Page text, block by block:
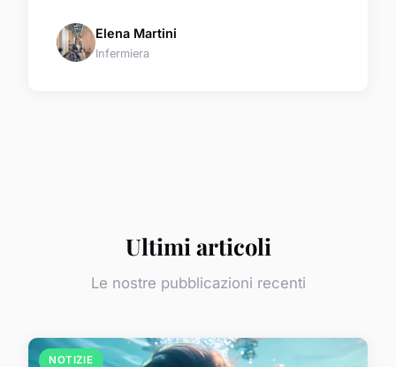
Elena Martini
Infermiera
Ultimi articoli
Le nostre pubblicazioni recenti
NOTIZIE